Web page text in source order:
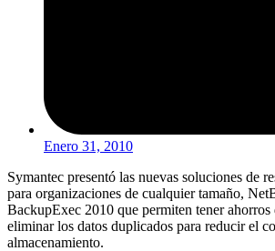
Enero 31, 2010
Symantec presentó las nuevas soluciones de
para organizaciones de cualquier tamaño,
BackupExec 2010 que permiten tener
eliminar los datos duplicados para reducir el
almacenamiento.